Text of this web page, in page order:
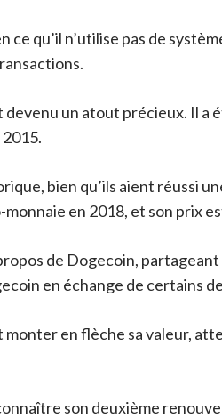
qu’il n’utilise pas de
un atout précieux. Il a
bien qu’ils aient réussi
en 2018, et son prix
de Dogecoin,
en échange de certains
en flèche sa valeur,
son deuxième